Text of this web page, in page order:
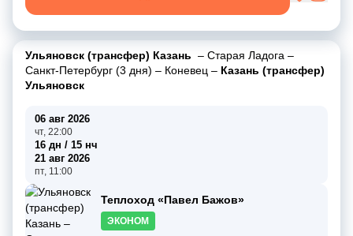
Ульяновск (трансфер) Казань – Старая Ладога –
Санкт-Петербург (3 дня) – Коневец – Казань (трансфер)
Ульяновск
06 авг 2026
чт, 22:00
16 дн / 15 нч
21 авг 2026
пт, 11:00
Теплоход «Павел Бажов»
ЭКОНОМ